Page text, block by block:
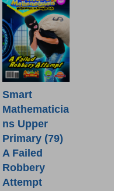
Smart
Mathematicia
ns Upper
Primary (79)
A Failed
Robbery
Attempt